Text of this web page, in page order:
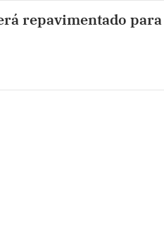
repavimentado para